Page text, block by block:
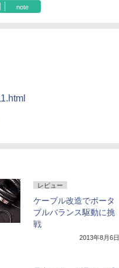
note
レビュー
ケーブル改造でポータ
ブルバランス駆動に挑
戦
2013年8月6日